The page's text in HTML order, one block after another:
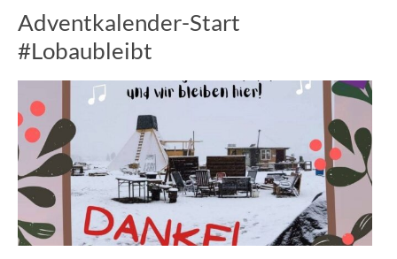
Adventkalender-Start
#Lobaubleibt